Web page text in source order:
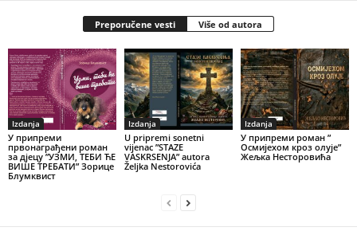
Preporučene vesti Više od autora
Izdanja
У припреми
првонаграђени роман
за дјецу ”УЗМИ, ТЕБИ ЋЕ
ВИШЕ ТРЕБАТИ” Зорице
Блумквист
Izdanja
U pripremi sonetni
vijenac ”STAZE
VASKRSENJA” autora
Željka Nestorovića
Izdanja
У припреми роман ”
Осмијехом кроз олује”
Жељка Несторовића